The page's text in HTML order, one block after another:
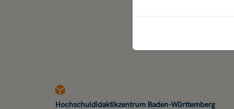
Hochschuldidaktikzentrum Baden-Württemberg